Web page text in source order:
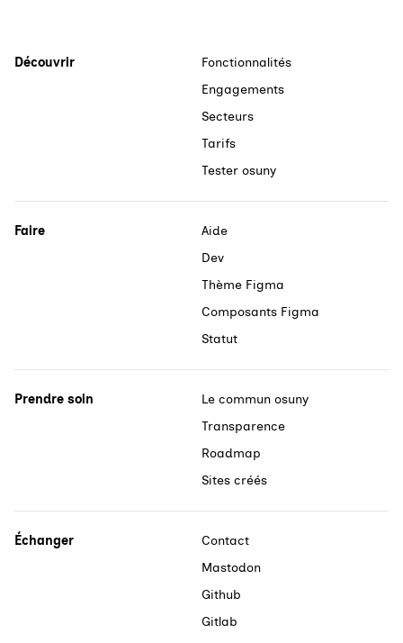
Découvrir
Fonctionnalités
Engagements
Secteurs
Tarifs
Tester osuny
Faire
Aide
Dev
Thème Figma
Composants Figma
Statut
Prendre soin
Le commun osuny
Transparence
Roadmap
Sites créés
Échanger
Contact
Mastodon
Github
Gitlab